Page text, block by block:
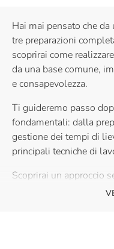
Hai mai pensato che
tre preparazioni
scoprirai come
da una base comune,
e consapevolezza.
Ti guideremo passo
fondamentali: dalla
gestione dei tempi di
principali tecniche di
Scoprirai un approccio
ottenere risultati